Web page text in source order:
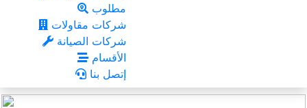
مطلوب
شركات مقاولات
شركات الصيانة
الأقسام
إتصل بنا